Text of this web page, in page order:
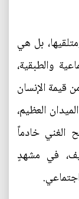
بل هي
والطبقية،
قيمة الإنسان
العظيم،
خادماً
في مشهدٍ